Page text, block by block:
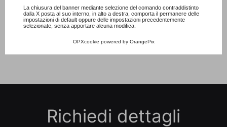
Consulta l'informativa cookie completa.
La chiusura del banner mediante selezione del comando contraddistinto
dalla X posta al suo interno, in alto a destra, comporta il permanere delle
impostazioni di default oppure delle impostazioni precedentemente
selezionate, senza apportare alcuna modifica.
OPXcookie powered by OrangePix
Prezzo
9.300,00 €
Prezzo
9.000,00 €
Richiedi dettagli